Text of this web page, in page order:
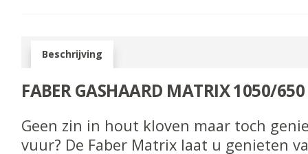
Beschrijving
FABER GASHAARD MATRIX 1050/
Geen zin in hout kloven maar toch
vuur? De Faber Matrix laat u genieten